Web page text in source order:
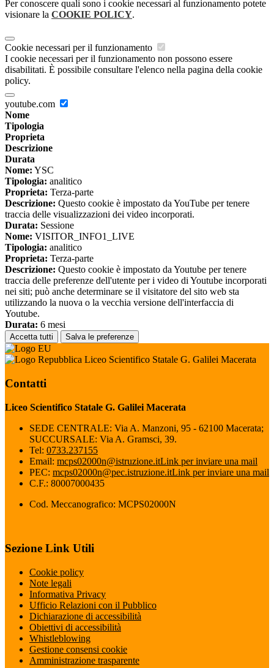
Per conoscere quali sono i cookie necessari al funzionamento potete
visionare la COOKIE POLICY.
Cookie necessari per il funzionamento
I cookie necessari per il funzionamento non possono essere
disabilitati. È possibile consultare l'elenco nella pagina della cookie
policy.
youtube.com
Nome
Tipologia
Proprieta
Descrizione
Durata
Nome: YSC
Tipologia: analitico
Proprieta: Terza-parte
Descrizione: Questo cookie è impostato da YouTube per tenere
traccia delle visualizzazioni dei video incorporati.
Durata: Sessione
Nome: VISITOR_INFO1_LIVE
Tipologia: analitico
Proprieta: Terza-parte
Descrizione: Questo cookie è impostato da Youtube per tenere
traccia delle preferenze dell'utente per i video di Youtube incorporati
nei siti; può anche determinare se il visitatore del sito web sta
utilizzando la nuova o la vecchia versione dell'interfaccia di
Youtube.
Durata: 6 mesi
Accetta tutti Salva le preferenze
Liceo Scientifico Statale G. Galilei Macerata
Contatti
Liceo Scientifico Statale G. Galilei Macerata
SEDE CENTRALE: Via A. Manzoni, 95 - 62100 Macerata;
SUCCURSALE: Via A. Gramsci, 39.
Tel: 0733.237155
Email: mcps02000n@istruzione.itLink per inviare una mail
PEC: mcps02000n@pec.istruzione.itLink per inviare una mail
C.F.: 80007000435
Cod. Meccanografico: MCPS02000N
Sezione Link Utili
Cookie policy
Note legali
Informativa Privacy
Ufficio Relazioni con il Pubblico
Dichiarazione di accessibilità
Obiettivi di accessibilità
Whistleblowing
Gestione consensi cookie
Amministrazione trasparente